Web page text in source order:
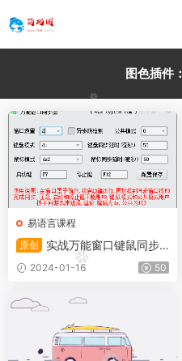
图色插件：
易语言课程
原创
实战万能窗口键鼠同步
器(2015)
2024-01-16 50